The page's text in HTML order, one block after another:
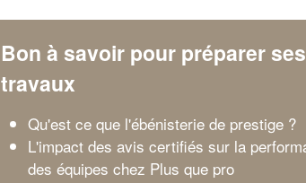
Bon à savoir pour préparer ses
travaux
Qu'est ce que l'ébénisterie de prestige ?
L'impact des avis certifiés sur la
des équipes chez Plus que pro